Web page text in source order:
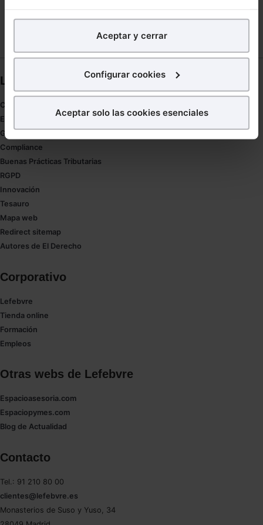
analíticospara tratar demejorar tu experienciaen
nuestra página web. También con fines publicitarios,
para poder mostrarte publicidad y contenidos de tu
¿Qué puedes hacer?
en la web sea óptima
Puedes
todas las cookies excepto aquellas imprescindibles.
También puedes
seleccionar solo aquellas que quieras permitir en tu
navegador. Si no seleccionas ninguna utilizaremos
las que sean indispensables para la navegación.
Saber más acerca de las cookies
Aceptar y cerrar
Configurar cookies
Aceptar solo las cookies esenciales
Links directos
Coronavirus
Estudio de salud abogacía
Gestión de despachos
Compliance
Buenas Prácticas Tributarias
RGPD
Innovación
Tesauro
Mapa web
Redirect sitemap
Autores de El Derecho
Corporativo
Lefebvre
Tienda online
Formación
Empleos
Otras webs de Lefebvre
Espacioasesoria.com
Espaciopymes.com
Blog de Actualidad
Contacto
Tel.: 91 210 80 00
clientes@lefebvre.es
Monasterios de Suso y Yuso, 34